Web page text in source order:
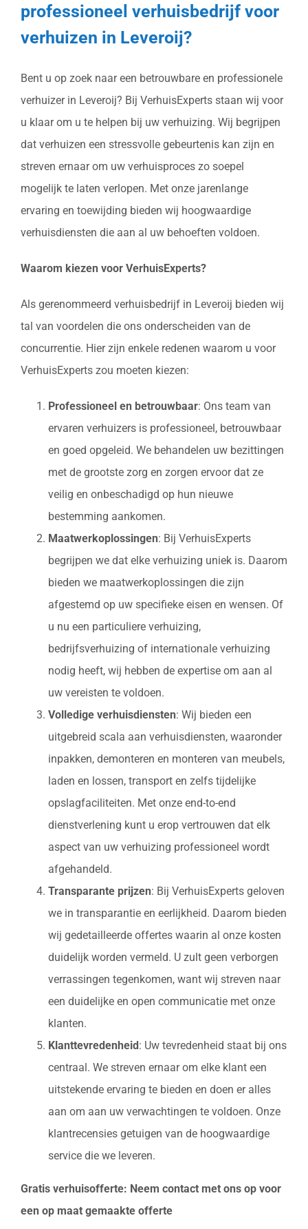
professioneel verhuisbedrijf voor
verhuizen in Leveroij?
Bent u op zoek naar een betrouwbare en professionele
verhuizer in Leveroij? Bij VerhuisExperts staan wij voor
u klaar om u te helpen bij uw verhuizing. Wij begrijpen
dat verhuizen een stressvolle gebeurtenis kan zijn en
streven ernaar om uw verhuisproces zo soepel
mogelijk te laten verlopen. Met onze jarenlange
ervaring en toewijding bieden wij hoogwaardige
verhuisdiensten die aan al uw behoeften voldoen.
Waarom kiezen voor VerhuisExperts?
Als gerenommeerd verhuisbedrijf in Leveroij bieden wij
tal van voordelen die ons onderscheiden van de
concurrentie. Hier zijn enkele redenen waarom u voor
VerhuisExperts zou moeten kiezen:
Professioneel en betrouwbaar: Ons team van
ervaren verhuizers is professioneel, betrouwbaar
en goed opgeleid. We behandelen uw bezittingen
met de grootste zorg en zorgen ervoor dat ze
veilig en onbeschadigd op hun nieuwe
bestemming aankomen.
Maatwerkoplossingen: Bij VerhuisExperts
begrijpen we dat elke verhuizing uniek is. Daarom
bieden we maatwerkoplossingen die zijn
afgestemd op uw specifieke eisen en wensen. Of
u nu een particuliere verhuizing,
bedrijfsverhuizing of internationale verhuizing
nodig heeft, wij hebben de expertise om aan al
uw vereisten te voldoen.
Volledige verhuisdiensten: Wij bieden een
uitgebreid scala aan verhuisdiensten, waaronder
inpakken, demonteren en monteren van meubels,
laden en lossen, transport en zelfs tijdelijke
opslagfaciliteiten. Met onze end-to-end
dienstverlening kunt u erop vertrouwen dat elk
aspect van uw verhuizing professioneel wordt
afgehandeld.
Transparante prijzen: Bij VerhuisExperts geloven
we in transparantie en eerlijkheid. Daarom bieden
wij gedetailleerde offertes waarin al onze kosten
duidelijk worden vermeld. U zult geen verborgen
verrassingen tegenkomen, want wij streven naar
een duidelijke en open communicatie met onze
klanten.
Klanttevredenheid : Uw tevredenheid staat bij ons
centraal. We streven ernaar om elke klant een
uitstekende ervaring te bieden en doen er alles
aan om aan uw verwachtingen te voldoen. Onze
klantrecensies getuigen van de hoogwaardige
service die we leveren.
Gratis verhuisofferte: Neem contact met ons op voor
een op maat gemaakte offerte